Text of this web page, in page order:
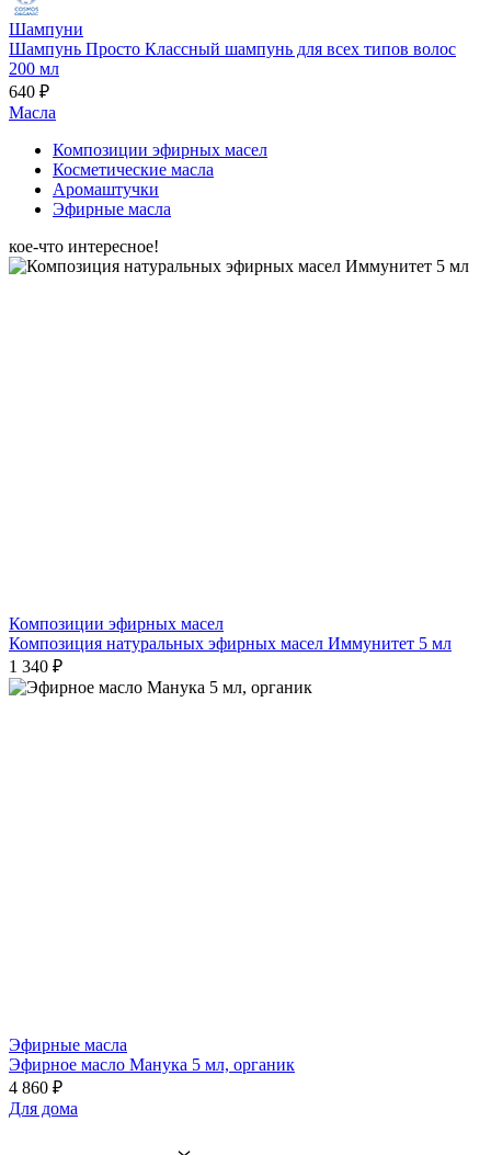
Шампуни
Шампунь Просто Классный шампунь для всех типов волос
200 мл
640 ₽
Масла
Композиции эфирных масел
Косметические масла
Аромаштучки
Эфирные масла
кое-что интересное!
Композиции эфирных масел
Композиция натуральных эфирных масел Иммунитет 5 мл
1 340 ₽
Эфирные масла
Эфирное масло Манука 5 мл, органик
4 860 ₽
Для дома